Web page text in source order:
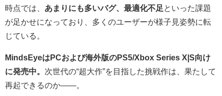
時点では、 あまりにも多いバグ、最適化不足 といった課題
が足かせになっており、多くのユーザーが様子見姿勢に転
じている。
MindsEyeはPCおよび海外版のPS5/Xbox Series X|S向け
に発売中。 次世代の“超大作”を目指した挑戦作は、果たして
再起できるのか——。